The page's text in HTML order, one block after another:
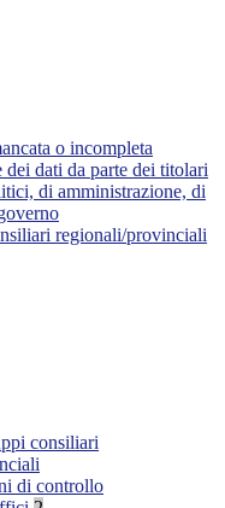
o incompleta
dei dati da parte dei titolari
di amministrazione, di
regionali/provinciali
consiliari
di controllo